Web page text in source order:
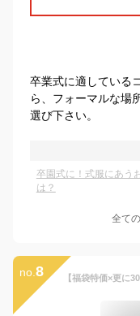
卒業式に適している
ら、フォーマルな場
選び下さい。
卒園式に！式服にあう
は？
全て
no. 8